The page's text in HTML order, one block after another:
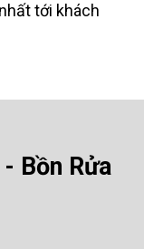
tới khách
Bồn Rửa